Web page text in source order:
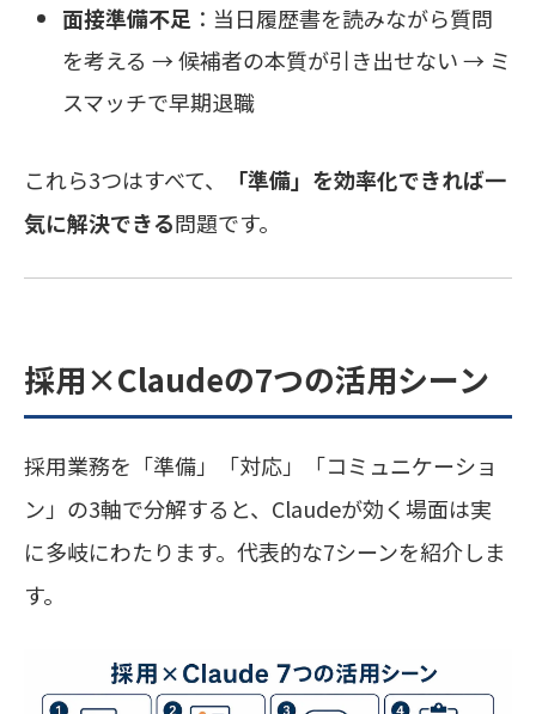
面接準備不足 ：当日履歴書を読みながら質問
を考える → 候補者の本質が引き出せない → ミ
スマッチで早期退職
これら3つはすべて、
「準備」を効率化できれば一
気に解決できる問題です。
採用×Claudeの7つの活用シーン
採用業務を「準備」「対応」「コミュニケーショ
ン」の3軸で分解すると、Claudeが効く場面は実
に多岐にわたります。代表的な7シーンを紹介しま
す。